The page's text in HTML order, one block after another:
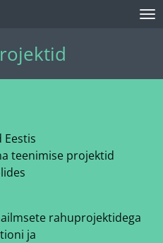
Eestis
teenimise projektid
rahuprojektidega
ja